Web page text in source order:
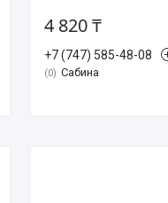
4 820 ₸
+7 (747) 585-48-08
0 Сабина